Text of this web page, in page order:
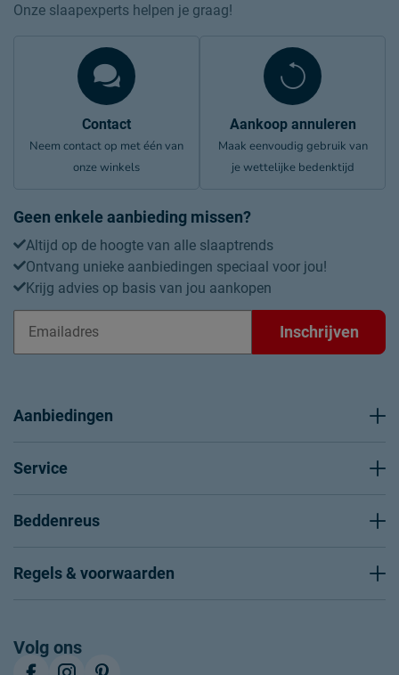
Onze slaapexperts helpen je graag!
Contact
Neem contact op met één van
onze winkels
Aankoop annuleren
Maak eenvoudig gebruik van
je wettelijke bedenktijd
Geen enkele aanbieding missen?
Altijd op de hoogte van alle slaaptrends
Ontvang unieke aanbiedingen speciaal voor jou!
Krijg advies op basis van jou aankopen
Inschrijven
Aanbiedingen
Service
Beddenreus
Regels & voorwaarden
Volg ons